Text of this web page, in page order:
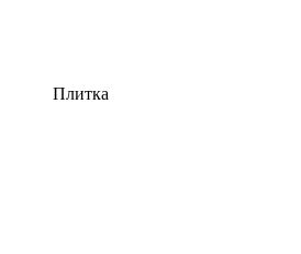
Плитка